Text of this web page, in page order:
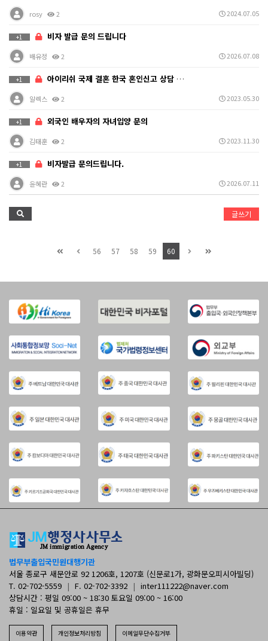
rosy 2 2024.07.05
+1 비자 발급 문의 드립니다
배유정 2 2026.07.08
+1 아이리쉬 국제 결혼 한국 혼인신고 상담 문의
알렉스 2 2023.05.30
+1 외국인 배우자의 자녀입양 문의
김태훈 2 2023.11.30
+1 비자발급 문의드립니다.
윤혜란 2 2026.07.11
글쓰기
56 57 58 59 60
법무부출입국민원대행기관
서울 종로구 새문안로 92 1206호, 1207호 (신문로1가, 광화문오피시아빌딩)
T. 02-702-5559 | F. 02-702-3392 | inter111222@naver.com
상담시간 : 평일 09:00 ~ 18:30 토요일 09:00 ~ 16:00
휴일 : 일요일 및 공휴일은 휴무
이용약관 개인정보처리방침 이메일무단수집거부